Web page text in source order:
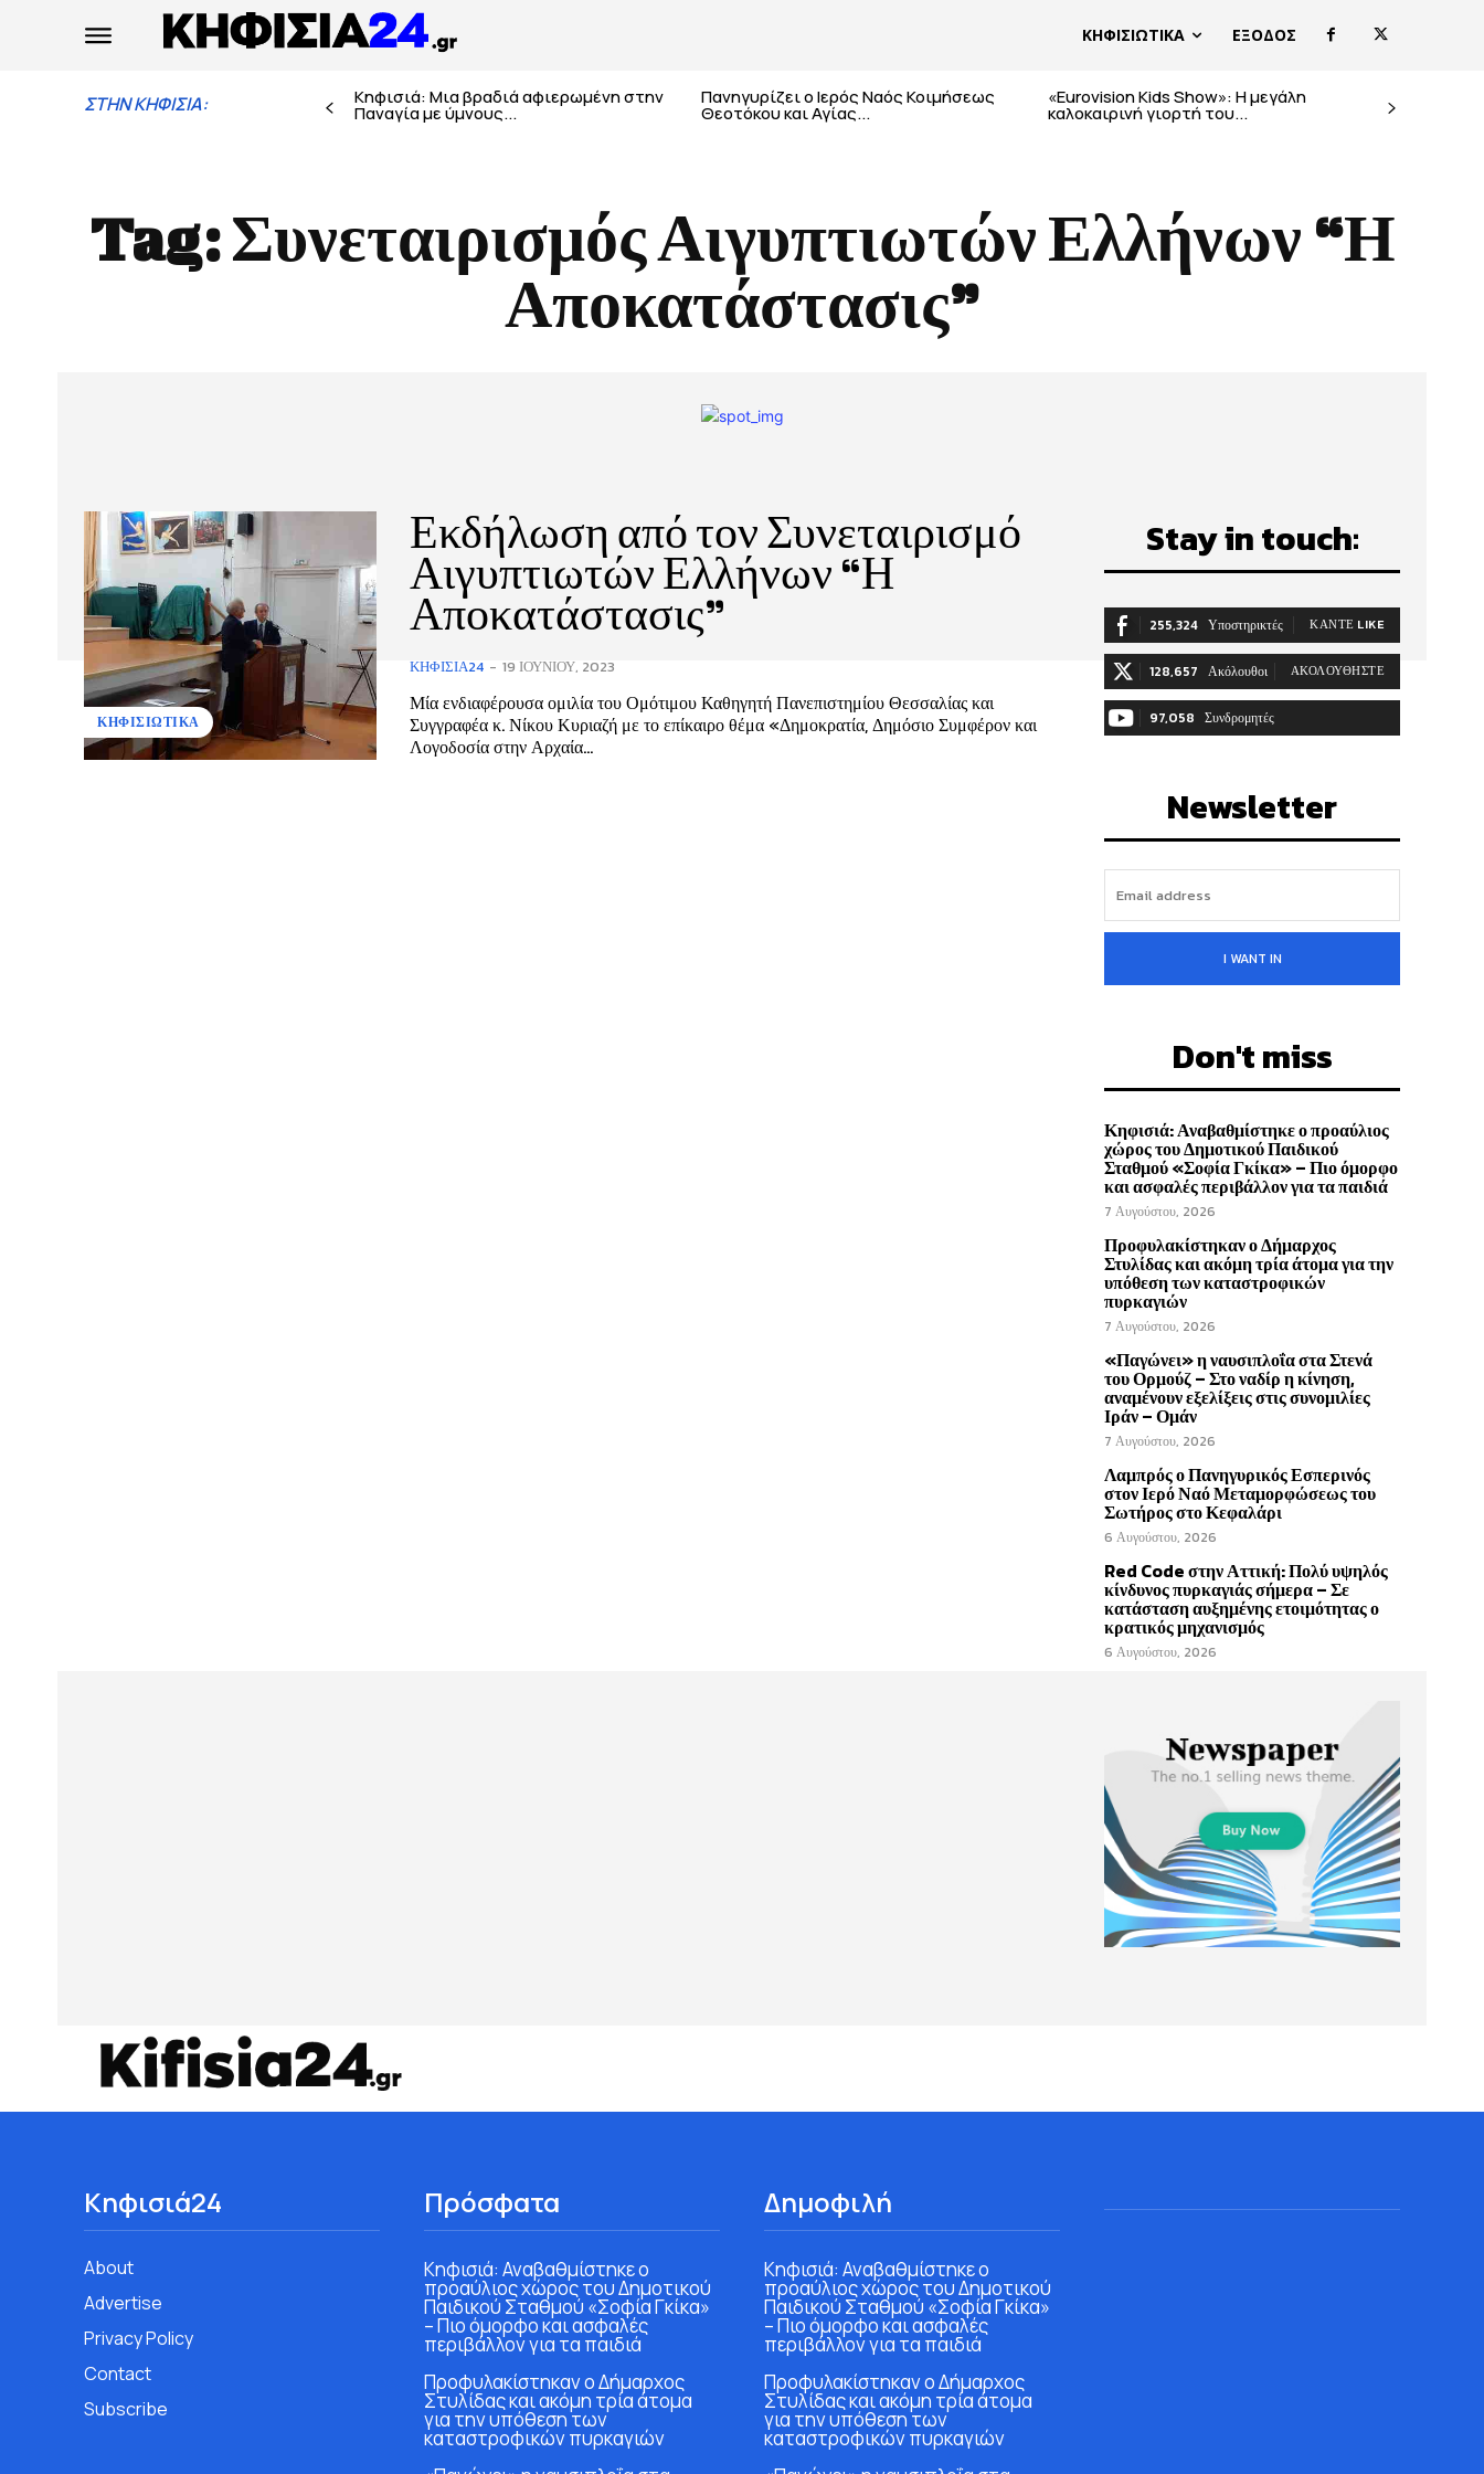
ΚΗΦΙΣΙΩΤΙΚΑ ΕΞΟΔΟΣ
ΣΤΗΝ ΚΗΦΙΣΙΑ: Κηφισιά: Μια βραδιά αφιερωμένη στην
Παναγία με ύμνους...
Πανηγυρίζει ο Ιερός Ναός Κοιμήσεως
Θεοτόκου και Αγίας...
«Eurovision Kids Show»: Η μεγάλη
καλοκαιρινή γιορτή του...
Tag:Συνεταιρισμός Αιγυπτιωτών Ελλήνων “Η
Αποκατάστασις”
ΚΗΦΙΣΙΩΤΙΚΑ
Εκδήλωση από τον Συνεταιρισμό
Αιγυπτιωτών Ελλήνων “Η
Αποκατάστασις”
ΚΗΦΙΣΙΆ24 - 19 ΙΟΥΝΊΟΥ, 2023
Μία ενδιαφέρουσα ομιλία του Ομότιμου Καθηγητή Πανεπιστημίου Θεσσαλίας και
Συγγραφέα κ. Νίκου Κυριαζή με το επίκαιρο θέμα «Δημοκρατία, Δημόσιο Συμφέρον και
Λογοδοσία στην Αρχαία...
Stay in touch:
255,324 Υποστηρικτές ΚΆΝΤΕ LIKE
128,657 Ακόλουθοι ΑΚΟΛΟΥΘΉΣΤΕ
97,058 Συνδρομητές
Newsletter
I WANT IN
Don't miss
Κηφισιά: Αναβαθμίστηκε ο προαύλιος
χώρος του Δημοτικού Παιδικού
Σταθμού «Σοφία Γκίκα» – Πιο όμορφο
και ασφαλές περιβάλλον για τα παιδιά
7 Αυγούστου, 2026
Προφυλακίστηκαν ο Δήμαρχος
Στυλίδας και ακόμη τρία άτομα για την
υπόθεση των καταστροφικών
πυρκαγιών
7 Αυγούστου, 2026
«Παγώνει» η ναυσιπλοΐα στα Στενά
του Ορμούζ – Στο ναδίρ η κίνηση,
αναμένουν εξελίξεις στις συνομιλίες
Ιράν – Ομάν
7 Αυγούστου, 2026
Λαμπρός ο Πανηγυρικός Εσπερινός
στον Ιερό Ναό Μεταμορφώσεως του
Σωτήρος στο Κεφαλάρι
6 Αυγούστου, 2026
Red Code στην Αττική: Πολύ υψηλός
κίνδυνος πυρκαγιάς σήμερα – Σε
κατάσταση αυξημένης ετοιμότητας ο
κρατικός μηχανισμός
6 Αυγούστου, 2026
Κηφισιά24
About
Advertise
Privacy Policy
Contact
Subscribe
Πρόσφατα
Κηφισιά: Αναβαθμίστηκε ο
προαύλιος χώρος του Δημοτικού
Παιδικού Σταθμού «Σοφία Γκίκα»
– Πιο όμορφο και ασφαλές
περιβάλλον για τα παιδιά
Προφυλακίστηκαν ο Δήμαρχος
Στυλίδας και ακόμη τρία άτομα
για την υπόθεση των
καταστροφικών πυρκαγιών
Δημοφιλή
Κηφισιά: Αναβαθμίστηκε ο
προαύλιος χώρος του Δημοτικού
Παιδικού Σταθμού «Σοφία Γκίκα»
– Πιο όμορφο και ασφαλές
περιβάλλον για τα παιδιά
Προφυλακίστηκαν ο Δήμαρχος
Στυλίδας και ακόμη τρία άτομα
για την υπόθεση των
καταστροφικών πυρκαγιών